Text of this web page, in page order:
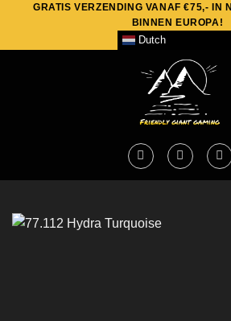
content
GRATIS VERZENDING VANAF €75,- IN
BINNEN EUROPA!
Dutch